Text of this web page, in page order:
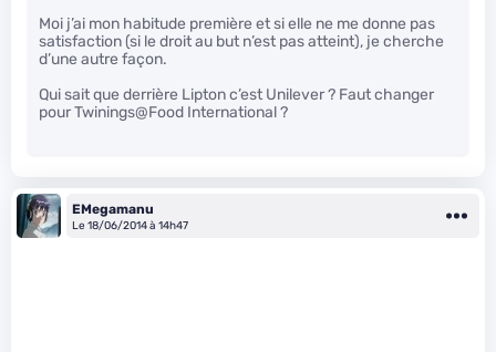
Moi j’ai mon habitude première et si elle ne me donne pas
satisfaction (si le droit au but n’est pas atteint), je cherche
d’une autre façon.
Qui sait que derrière Lipton c’est Unilever ? Faut changer
pour Twinings@Food International ?
EMegamanu
Le 18/06/2014 à 14h47